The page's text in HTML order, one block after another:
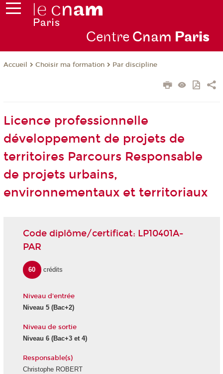
Centre Cnam Paris
Accueil Choisir ma formation Par discipline
Licence professionnelle
développement de projets de
territoires Parcours Responsable
de projets urbains,
environnementaux et territoriaux
Code diplôme/certificat: LP10401A-
PAR
60 crédits
Niveau d'entrée
Niveau 5(Bac+2)
Niveau de sortie
Niveau 6(Bac+3 et 4)
Responsable(s)
Christophe ROBERT